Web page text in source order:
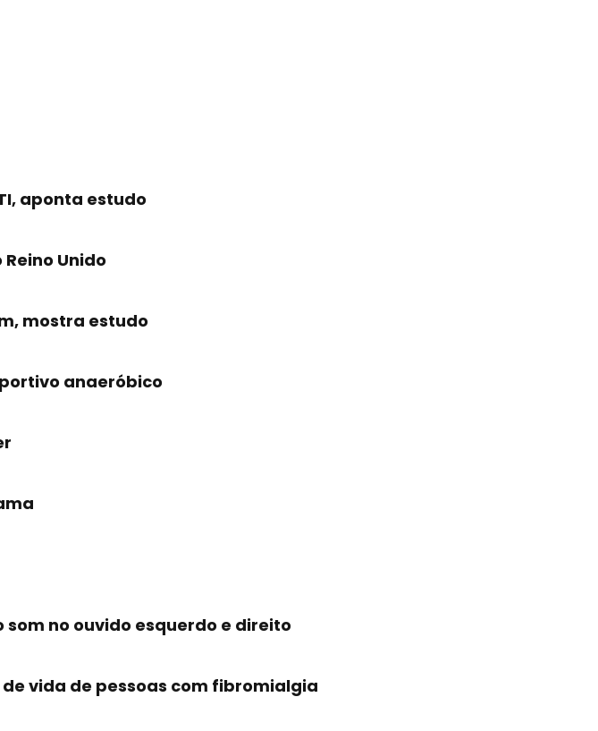
aponta estudo
Unido
mostra estudo
anaeróbico
no ouvido esquerdo e direito
vida de pessoas com fibromialgia